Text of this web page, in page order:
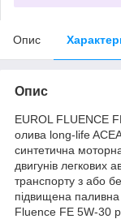
Опис
Опис
EUROL FLUENCE
олива long-life
синтетична
двигунів легкових
транспорту з або
підвищена паливна
Fluence FE 5W-30